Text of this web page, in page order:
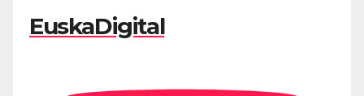
EuskaDigital